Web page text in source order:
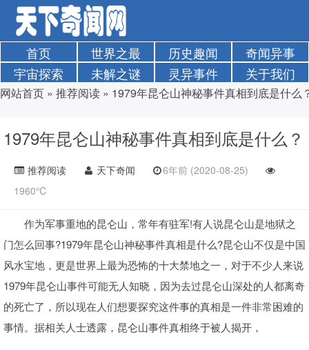
首页 世界之最 历史趣闻
奇闻异事
宇宙探索
未解之谜 灵异事件 关于我们
网站首页 » 推荐阅读 » 1979年昆仑山神秘事件真相到底是什么
1979年昆仑山神秘事件真相到底是什么？
推荐阅读 天下奇闻
6年前 (2020-08-25)
1960℃
作为军事重地的昆仑山，常年有驻军!有人说昆仑山是地狱之
门怎么回事?1979年昆仑山神秘事件真相是什么?昆仑山不仅是中国
风水宝地，更是世界上最为恐怖的十大禁地之一，对于不少人来说
1979年昆仑山事件可能无人知晓，因为去过昆仑山深处的人都离奇
的死亡了，所以现在人们想要探究这件事的真相是一件非常困难的
事情。据相关人士透露，昆仑山事件真相终于被人揭开，